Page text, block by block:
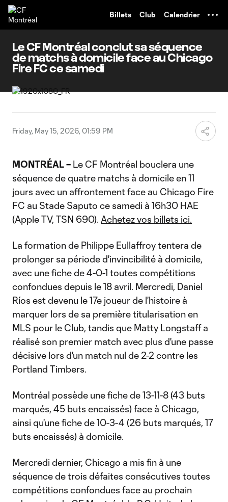
Billets Club Calendrier
Le CF Montréal conclut sa séquence
de matchs à domicile face au Chicago
Fire FC ce samedi
Friday, May 15, 2026, 01:59 PM
MONTRÉAL – Le CF Montréal bouclera une
séquence de quatre matchs à domicile en 11
jours avec un affrontement face au Chicago Fire
FC au Stade Saputo ce samedi à 16h30 HAE
(Apple TV, TSN 690). Achetez vos billets ici.
La formation de Philippe Eullaffroy tentera de
prolonger sa période d'invincibilité à domicile,
avec une fiche de 4-0-1 toutes compétitions
confondues depuis le 18 avril. Mercredi, Daniel
Ríos est devenu le 17e joueur de l'histoire à
marquer lors de sa première titularisation en
MLS pour le Club, tandis que Matty Longstaff a
réalisé son premier match avec plus d'une passe
décisive lors d'un match nul de 2-2 contre les
Portland Timbers.
Montréal possède une fiche de 13-11-8 (43 buts
marqués, 45 buts encaissés) face à Chicago,
ainsi qu'une fiche de 10-3-4 (26 buts marqués, 17
buts encaissés) à domicile.
Mercredi dernier, Chicago a mis fin à une
séquence de trois défaites consécutives toutes
compétitions confondues face au prochain